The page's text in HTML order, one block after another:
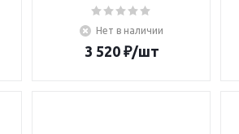
Нет в наличии
3 520₽/шт